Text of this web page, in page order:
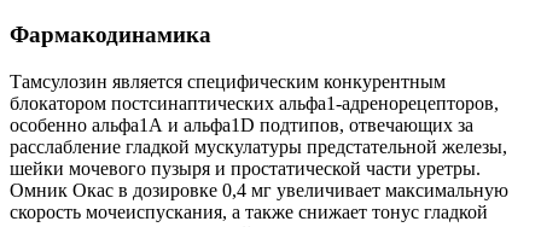
Фармакодинамика
Тамсулозин является специфическим конкурентным
блокатором постсинаптических альфа1-адренорецепторов,
особенно альфа1А и альфа1D подтипов, отвечающих за
расслабление гладкой мускулатуры предстательной железы,
шейки мочевого пузыря и простатической части уретры.
Омник Окас в дозировке 0,4 мг увеличивает максимальную
скорость мочеиспускания, а также снижает тонус гладкой